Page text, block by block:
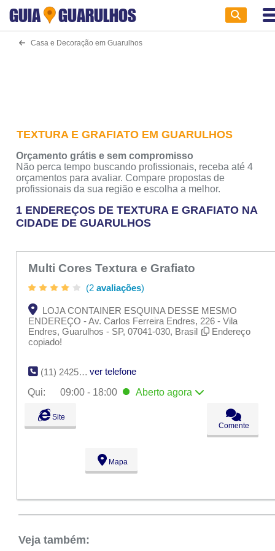
GUIA GUARULHOS
Casa e Decoração em Guarulhos
TEXTURA E GRAFIATO EM GUARULHOS
Orçamento grátis e sem compromisso
Não perca tempo buscando profissionais, receba até 4
orçamentos para avaliar. Compare propostas de
profissionais da sua região e escolha a melhor.
1 ENDEREÇOS DE TEXTURA E GRAFIATO NA
CIDADE DE GUARULHOS
Multi Cores Textura e Grafiato
(2 avaliações)
LOJA CONTAINER ESQUINA DESSE MESMO
ENDEREÇO - Av. Carlos Ferreira Endres, 226 - Vila
Endres, Guarulhos - SP, 07041-030, Brasil
Endereço
copiado!
(11) 2425-1752
ver telefone
Qui:
09:00 - 18:00 Aberto agora
Seg:
Ter:
Qua:
09:00 - 18:00
09:00 - 18:00
Fechado
Fechado
Site
Comente
Mapa
Veja também: